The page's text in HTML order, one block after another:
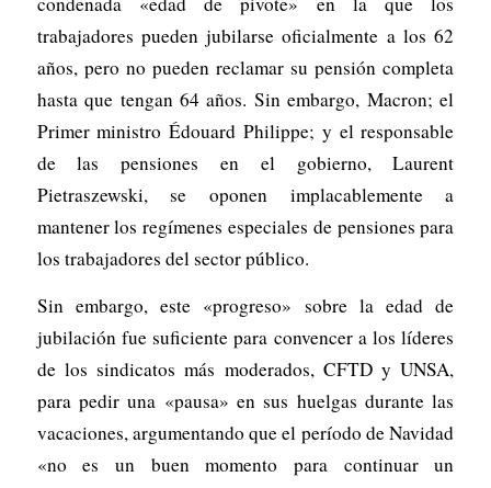
trabajadores pueden jubilarse oficialmente a los 62
años, pero no pueden reclamar su pensión completa
hasta que tengan 64 años. Sin embargo, Macron; el
Primer ministro Édouard Philippe; y el responsable
de las pensiones en el gobierno, Laurent
Pietraszewski, se oponen implacablemente a
mantener los regímenes especiales de pensiones para
los trabajadores del sector público.
Sin embargo, este «progreso» sobre la edad de
jubilación fue suficiente para convencer a los líderes
de los sindicatos más moderados, CFTD y UNSA,
para pedir una «pausa» en sus huelgas durante las
vacaciones, argumentando que el período de Navidad
«no es un buen momento para continuar un